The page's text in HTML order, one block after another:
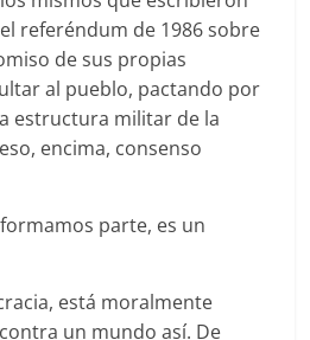
referéndum de 1986 sobre
de sus propias
al pueblo, pactando por
estructura militar de la
encima, consenso
parte, es un
está moralmente
un mundo así. De